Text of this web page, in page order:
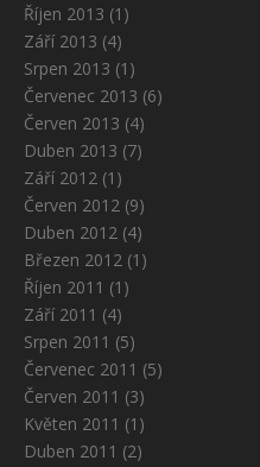
Říjen 2013 (1)
Září 2013 (4)
Srpen 2013 (1)
Červenec 2013 (6)
Červen 2013 (4)
Duben 2013 (7)
Září 2012 (1)
Červen 2012 (9)
Duben 2012 (4)
Březen 2012 (1)
Říjen 2011 (1)
Září 2011 (4)
Srpen 2011 (5)
Červenec 2011 (5)
Červen 2011 (3)
Květen 2011 (1)
Duben 2011 (2)